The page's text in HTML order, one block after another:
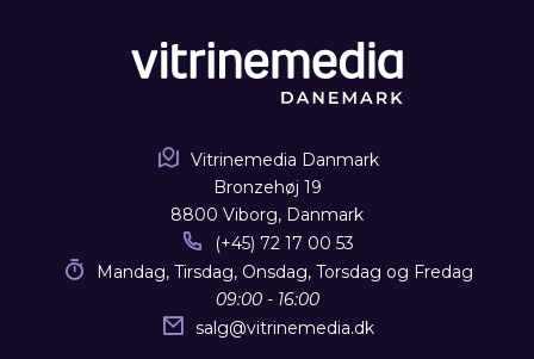
Vitrinemedia Danmark
Bronzehøj 19
8800 Viborg, Danmark
(+45) 72 17 00 53
Mandag, Tirsdag, Onsdag, Torsdag og Fredag
09:00 - 16:00
salg@vitrinemedia.dk